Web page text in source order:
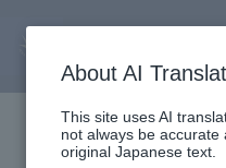
News
About AI
This site uses AI
not always be
original Japanese text.